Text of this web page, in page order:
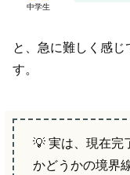
中学生
と、急に難しく感
す。
💡 実は、現在完
かどうかの境界